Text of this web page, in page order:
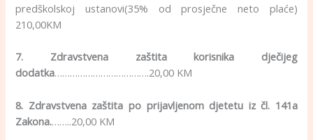
predškolskoj ustanovi(35% od prosječne neto plaće)
210,00KM
7. Zdravstvena zaštita korisnika dječijeg
dodatka……………………………….20,00 KM
8. Zdravstvena zaštita po prijavljenom djetetu iz čl. 141a
Zakona.……..20,00 KM